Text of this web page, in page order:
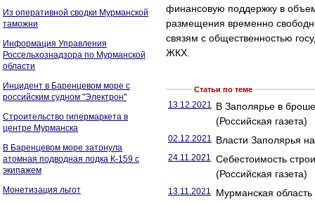
Из оперативной сводки Мурманской
таможни
Информация Управления
Россельхознадзора по Мурманской
области
Инцидент в Баренцевом море с
российским судном "Электрон"
Строительство гипермаркета в
центре Мурманска
В Баренцевом море затонула
атомная подводная лодка К-159 с
экипажем
Монетизация льгот
финансовую поддержку в
размещения временно
связям с общественностью
ЖКХ.
Статьи по теме
13.12.2021 В Заполярье в
(Российская газета)
02.12.2021 Власти Заполярья
24.11.2021 Себестоимость
(Российская газета)
13.11.2021 Мурманская